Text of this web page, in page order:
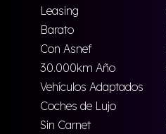
Leasing
Barato
Con Asnef
30.000km Año
Vehículos Adaptados
Coches de Lujo
Sin Carnet